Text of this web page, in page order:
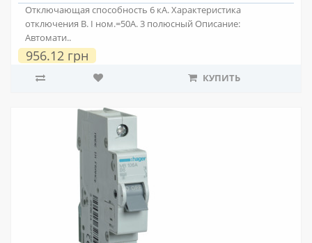
Отключающая способность 6 кА. Характеристика
отключения В. I ном.=50А. 3 полюсный Описание:
Автомати..
956.12 грн
КУПИТЬ